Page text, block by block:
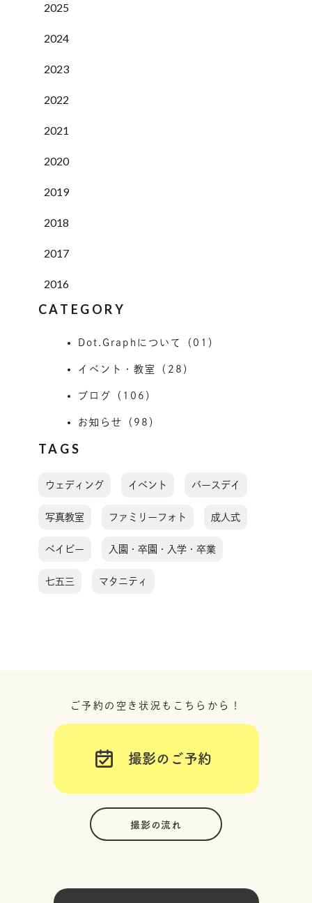
2025
2024
2023
2022
2021
2020
2019
2018
2017
2016
CATEGORY
Dot.Graphについて（01）
イベント・教室（28）
ブログ（106）
お知らせ（98）
TAGS
ウェディング イベント バースデイ
写真教室 ファミリーフォト 成人式
ベイビー 入園・卒園・入学・卒業
七五三 マタニティ
ご予約の空き状況もこちらから！
撮影のご予約
撮影の流れ